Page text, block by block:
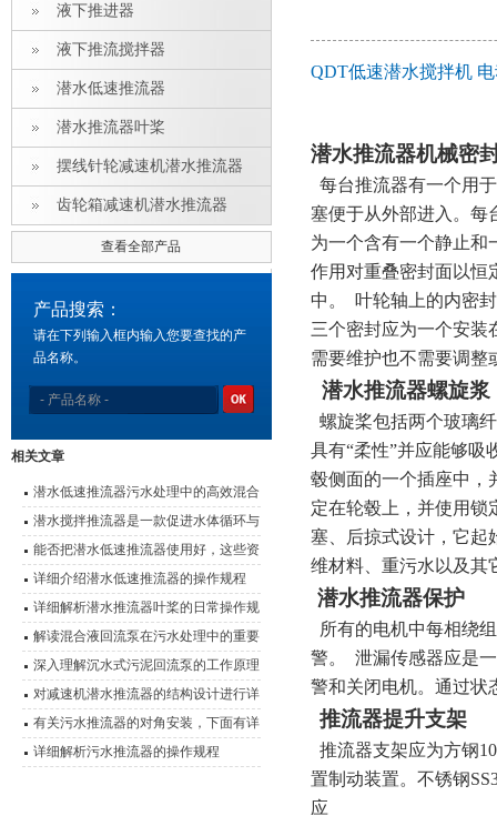
液下推进器
液下推流搅拌器
潜水低速推流器
潜水推流器叶桨
摆线针轮减速机潜水推流器
齿轮箱减速机潜水推流器
查看全部产品
产品搜索：
请在下列输入框内输入您要查找的产
品名称。
相关文章
潜水低速推流器污水处理中的高效混合
动力
潜水搅拌推流器是一款促进水体循环与
提升环境质量的设备
能否把潜水低速推流器使用好，这些资
料是关键
详细介绍潜水低速推流器的操作规程
详细解析潜水推流器叶桨的日常操作规
程
解读混合液回流泵在污水处理中的重要
作用
深入理解沉水式污泥回流泵的工作原理
对减速机潜水推流器的结构设计进行详
细说明
有关污水推流器的对角安装，下面有详
细说明
详细解析污水推流器的操作规程
QDT低速潜水搅拌机
潜水推流器机械密
每台推流器有一个用
塞便于从外部进入。每
为一个含有一个静止和
作用对重叠密封面以恒
中。 叶轮轴上的内密
三个密封应为一个安装
需要维护也不需要调整
潜水推流器螺旋浆
螺旋桨包括两个玻璃
具有“柔性”并应能够吸
毂侧面的一个插座中，
定在轮毂上，并使用锁
塞、后掠式设计，它起
维材料、重污水以及其
潜水推流器保护
所有的电机中每相绕
警。 泄漏传感器应是
警和关闭电机。通过状
推流器提升支架
推流器支架应为方钢
置制动装置。不锈钢
应